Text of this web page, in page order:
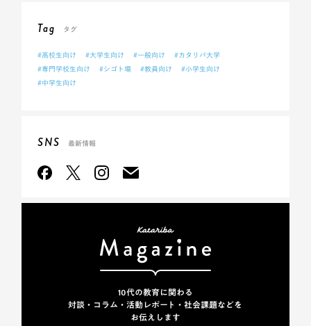
Tag タグ
#高校生向け #大学生向け #一般向け
#カタリバ大学
#専門学校生向け
#シゴト場 #教員向け
#小学生向け
#中学生向け
SNS 最新情報
10代の教育に関わる
対談・コラム・活動レポート・社会課題などを
お伝えします